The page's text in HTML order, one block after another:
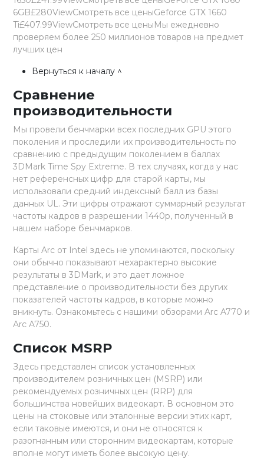
6GB£280ViewСмотреть все ценыGeforce GTX 1660
Ti£407.99ViewСмотреть все ценыМы ежедневно
проверяем более 250 миллионов товаров на предмет
лучших цен
Вернуться к началу ^
Сравнение
производительности
Мы провели бенчмарки всех последних GPU этого
поколения и проследили их производительность по
сравнению с предыдущим поколением в баллах
3DMark Time Spy Extreme. В тех случаях, когда у нас
нет референсных цифр для старой карты, мы
использовали средний индексный балл из базы
данных UL. Эти цифры отражают суммарный результат
частоты кадров в разрешении 1440p, полученный в
нашем наборе бенчмарков.
Карты Arc от Intel здесь не упоминаются, поскольку
они обычно показывают нехарактерно высокие
результаты в 3DMark, и это дает ложное
представление о производительности без других
показателей частоты кадров, в которые можно
вникнуть. Ознакомьтесь с нашими обзорами Arc A770 и
Arc A750.
Список MSRP
Здесь представлен список установленных
производителем розничных цен (MSRP) или
рекомендуемых розничных цен (RRP) для
большинства новейших видеокарт. В основном это
цены на стоковые или эталонные версии этих карт,
если таковые имеются, и они не относятся к
разогнанным или сторонним видеокартам, которые
вполне могут иметь более высокую цену.